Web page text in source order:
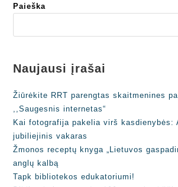
Paieška
Naujausi įrašai
Žiūrėkite RRT parengtas skaitmenines
,,Saugesnis internetas“
Kai fotografija pakelia virš kasdienybės:
jubiliejinis vakaras
Žmonos receptų knyga „Lietuvos
anglų kalbą
Tapk bibliotekos edukatoriumi!